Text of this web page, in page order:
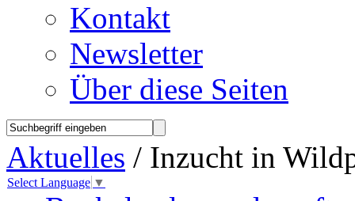
Kontakt
Newsletter
Über diese Seiten
Aktuelles / Inzucht in
Select Language ▼